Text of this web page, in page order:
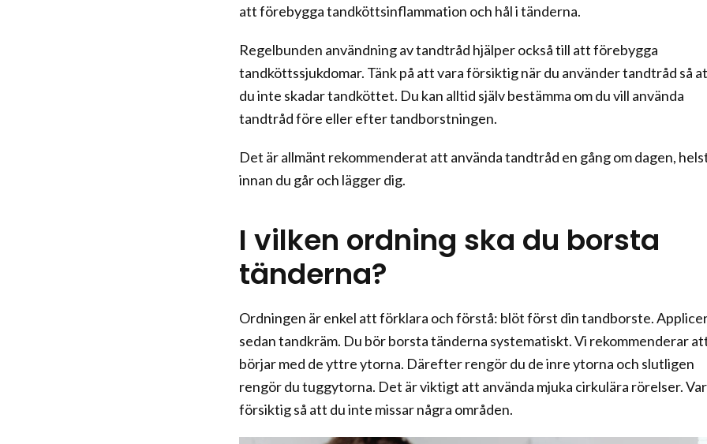
att förebygga tandköttsinflammation och hål i tänderna.
Regelbunden användning av tandtråd hjälper också till att förebygga
tandköttssjukdomar. Tänk på att vara försiktig när du använder tandtråd så
du inte skadar tandköttet. Du kan alltid själv bestämma om du vill använda
tandtråd före eller efter tandborstningen.
Det är allmänt rekommenderat att använda tandtråd en gång om dagen,
innan du går och lägger dig.
I vilken ordning ska du borsta
tänderna?
Ordningen är enkel att förklara och förstå: blöt först din tandborste.
sedan tandkräm. Du bör borsta tänderna systematiskt. Vi rekommenderar
börjar med de yttre ytorna. Därefter rengör du de inre ytorna och slutligen
rengör du tuggytorna. Det är viktigt att använda mjuka cirkulära rörelser. Var
försiktig så att du inte missar några områden.